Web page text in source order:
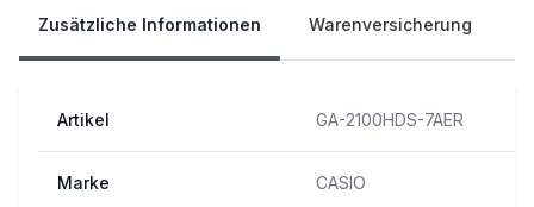
Zusätzliche Informationen Warenversicherung
Artikel GA-2100HDS-7AER
Marke CASIO